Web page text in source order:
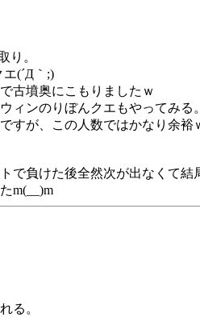
り。
(´Д｀;)
古墳奥にこもりましたｗ
ィンのりぼんクエもやってみる。
すが、この人数ではかなり余裕
で負けた後全然次が出なくて
m(__)m
る。